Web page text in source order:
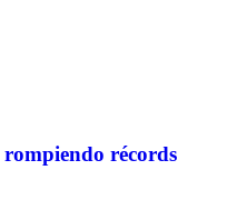
récords